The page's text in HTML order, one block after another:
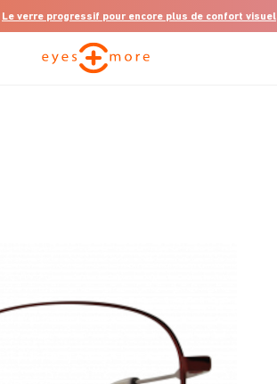
Le verre progressif pour encore plus de confort visuel